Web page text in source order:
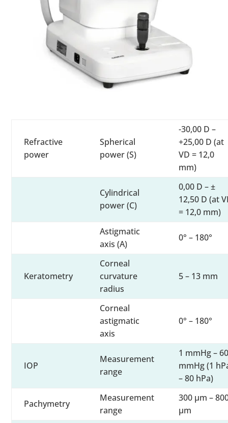
Refractive
power
Spherical
power (S)
-30,00 D –
+25,00 D (at
VD = 12,0
mm)
Cylindrical
power (C)
0,00 D – ±
12,50 D (at
= 12,0 mm)
Astigmatic
axis (A)
0° – 180°
Keratometry
Corneal
curvature
radius
5 – 13 mm
Corneal
astigmatic
axis
0° – 180°
IOP
Measurement
range
1 mmHg –
mmHg (1
– 80 hPa)
Pachymetry
Measurement
range
300 μm –
μm